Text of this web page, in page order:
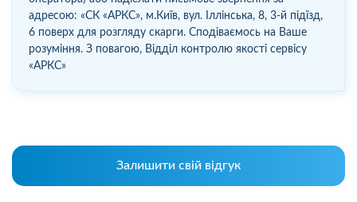
адресою: «СК «АРКС», м.Київ, вул. Іллінська, 8, 3-й підїзд,
6 поверх для розгляду скарги. Сподіваємось на Ваше
розуміння. З повагою, Відділ контролю якості сервісу
«AРКС»
Залишити свій відгук